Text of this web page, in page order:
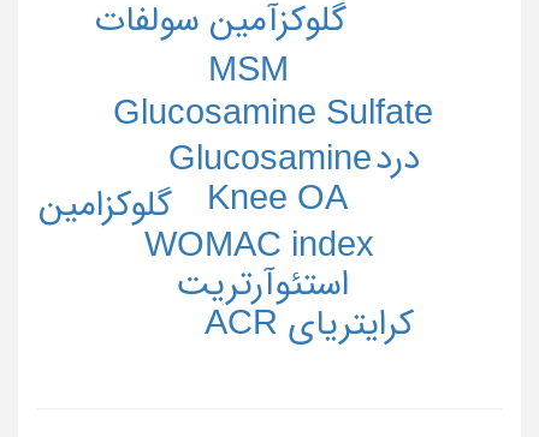
Glucosamine
Glucosamine Sulfate
Knee OA
MSM
WOMAC index
استئوآرتریت
درد
گلوکزآمین سولفات
گلوکزامین
کرایتریای ACR